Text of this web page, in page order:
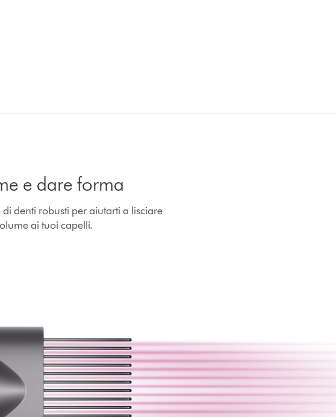
e dare forma
denti robusti per aiutarti a lisciare
ai tuoi capelli.